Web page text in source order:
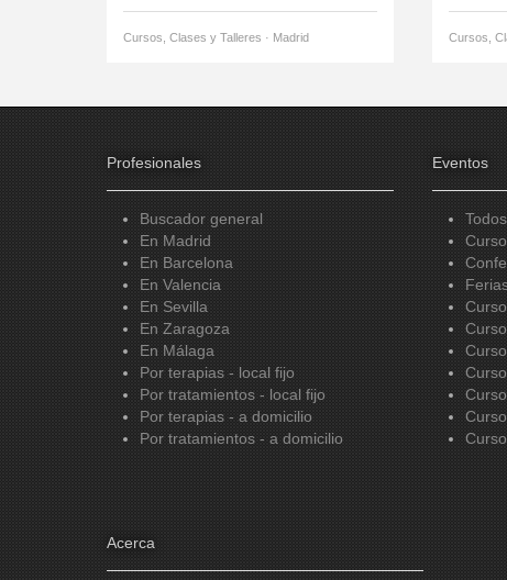
Cursos, Clases y Talleres · Madrid Cursos,
Profesionales
Buscador general
En Madrid
En Barcelona
En Valencia
En Sevilla
En Zaragoza
En Málaga
Por terapias - local fijo
Por tratamientos - local fijo
Por terapias - a domicilio
Por tratamientos - a domicilio
Eventos
Acerca